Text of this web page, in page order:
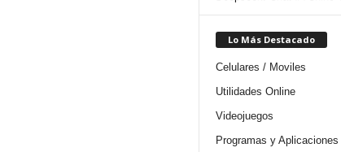
Lo Más Destacado
Celulares / Moviles
Utilidades Online
Videojuegos
Programas y Aplicaciones